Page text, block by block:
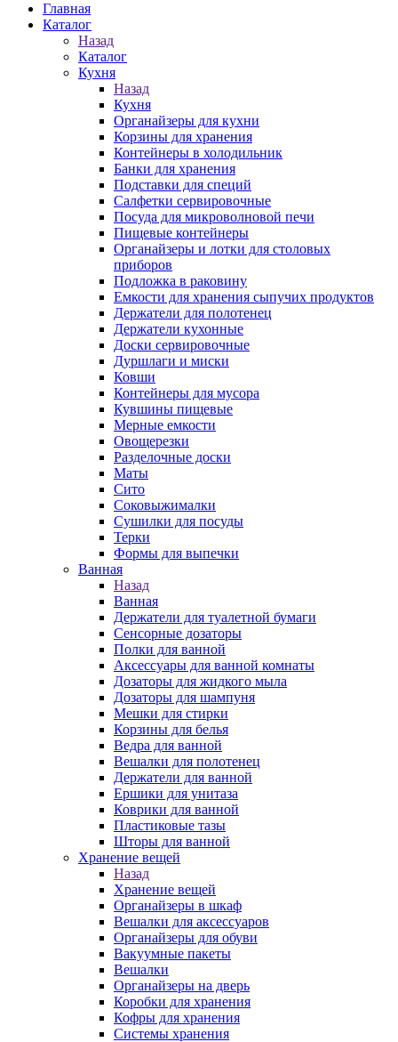
Главная
Каталог
Назад
Каталог
Кухня
Назад
Кухня
Органайзеры для кухни
Корзины для хранения
Контейнеры в холодильник
Банки для хранения
Подставки для специй
Салфетки сервировочные
Посуда для микроволновой печи
Пищевые контейнеры
Органайзеры и лотки для столовых
приборов
Подложка в раковину
Емкости для хранения сыпучих продуктов
Держатели для полотенец
Держатели кухонные
Доски сервировочные
Дуршлаги и миски
Ковши
Контейнеры для мусора
Кувшины пищевые
Мерные емкости
Овощерезки
Разделочные доски
Маты
Сито
Соковыжималки
Сушилки для посуды
Терки
Формы для выпечки
Ванная
Назад
Ванная
Держатели для туалетной бумаги
Сенсорные дозаторы
Полки для ванной
Аксессуары для ванной комнаты
Дозаторы для жидкого мыла
Дозаторы для шампуня
Мешки для стирки
Корзины для белья
Ведра для ванной
Вешалки для полотенец
Держатели для ванной
Ершики для унитаза
Коврики для ванной
Пластиковые тазы
Шторы для ванной
Хранение вещей
Назад
Хранение вещей
Органайзеры в шкаф
Вешалки для аксессуаров
Органайзеры для обуви
Вакуумные пакеты
Вешалки
Органайзеры на дверь
Коробки для хранения
Кофры для хранения
Системы хранения